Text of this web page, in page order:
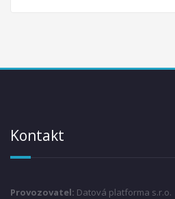
Kontakt
Provozovatel: Datová platforma s.r.o.